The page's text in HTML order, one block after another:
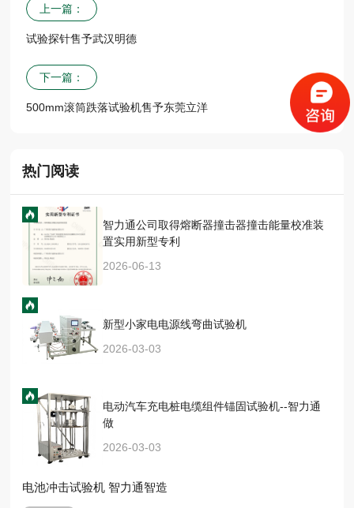
上一篇：
试验探针售予武汉明德
下一篇：
500mm滚筒跌落试验机售予东莞立洋
热门阅读
智力通公司取得熔断器撞击器撞击能量校准装
置实用新型专利
2026-06-13
新型小家电电源线弯曲试验机
2026-03-03
电动汽车充电桩电缆组件锚固试验机--智力通
做
2026-03-03
电池冲击试验机 智力通智造